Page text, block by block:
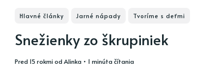
Hlavné články Jarné nápady Tvoríme s deťmi
Snežienky zo škrupiniek
pred 15 rokmiodAlinka • 1 minúta čítania